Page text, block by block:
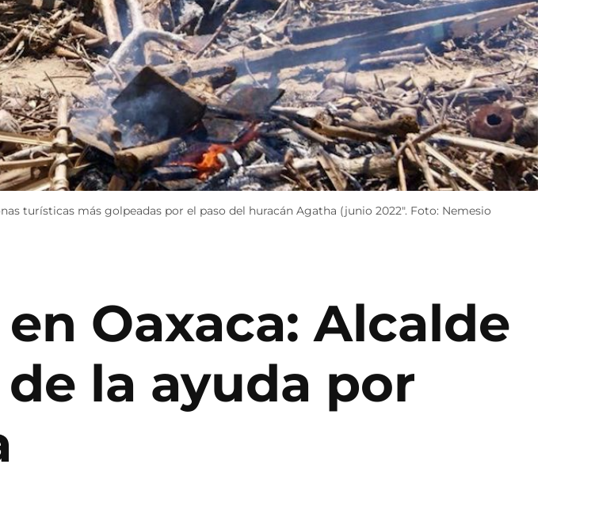
turísticas más golpeadas por el paso del huracán Agatha (junio 2022". Foto: Nemesio
Oaxaca: Alcalde
la ayuda por